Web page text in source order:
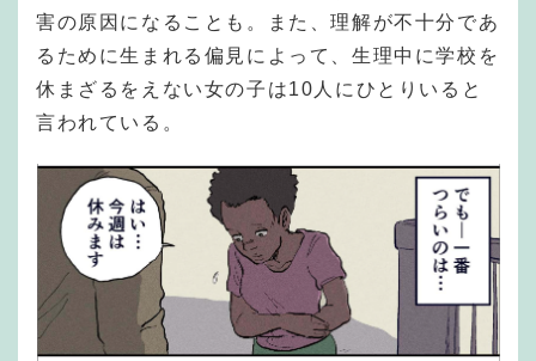
害の原因になることも。また、理解が不十分であ
るために生まれる偏見によって、生理中に学校を
休まざるをえない女の子は10人にひとりいると
言われている。